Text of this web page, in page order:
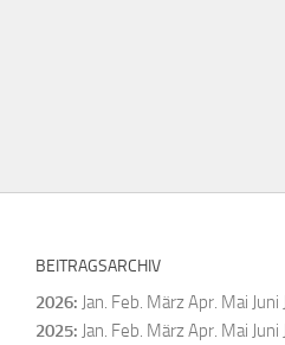
BEITRAGSARCHIV
2026: Jan. Feb. MärzApr. Mai Juni
2025: Jan. Feb. MärzApr. Mai Juni